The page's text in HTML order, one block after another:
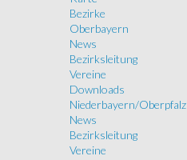
Bezirke
Oberbayern
News
Bezirksleitung
Vereine
Downloads
Niederbayern/Oberpfalz
News
Bezirksleitung
Vereine